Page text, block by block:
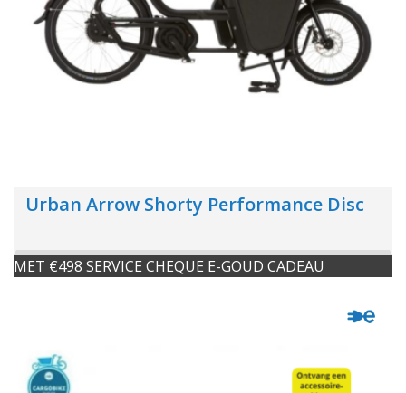
Urban Arrow Shorty Performance Disc
MET €498 SERVICE CHEQUE E-GOUD CADEAU